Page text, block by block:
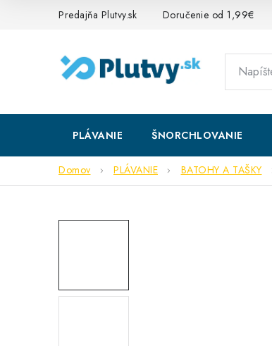
Predajňa Plutvy.sk Doručenie od 1,99€
PLÁVANIE ŠNORCHLOVANIE
Domov PLÁVANIE BATOHY A TAŠKY